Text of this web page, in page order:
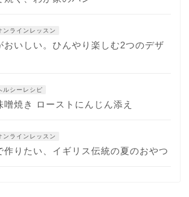
ンラインレッスン
おいしい。ひんやり楽しむ2つのデザ
ルシーレシピ
噌焼き ローストにんじん添え
ンラインレッスン
作りたい、イギリス伝統の夏のおやつ